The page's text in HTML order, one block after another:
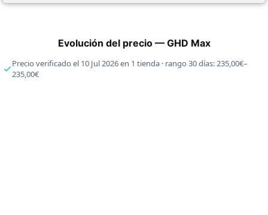
Evolución del precio — GHD Max
Precio verificado el 10 Jul 2026 en 1 tienda · rango 30 días: 235,00€–
235,00€